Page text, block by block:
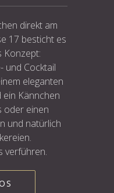
direkt am
17 besticht es
Konzept:
und Cocktail
eleganten
Kännchen
oder einen
und natürlich
verführen.